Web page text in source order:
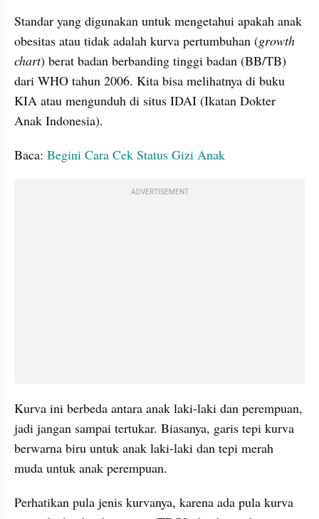
Standar yang digunakan untuk mengetahui apakah anak
obesitas atau tidak adalah kurva pertumbuhan (growth
chart) berat badan berbanding tinggi badan (BB/TB)
dari WHO tahun 2006. Kita bisa melihatnya di buku
KIA atau mengunduh di situs IDAI (Ikatan Dokter
Anak Indonesia).
Baca: Begini Cara Cek Status Gizi Anak
ADVERTISEMENT
Kurva ini berbeda antara anak laki-laki dan perempuan,
jadi jangan sampai tertukar. Biasanya, garis tepi kurva
berwarna biru untuk anak laki-laki dan tepi merah
muda untuk anak perempuan.
Perhatikan pula jenis kurvanya, karena ada pula kurva